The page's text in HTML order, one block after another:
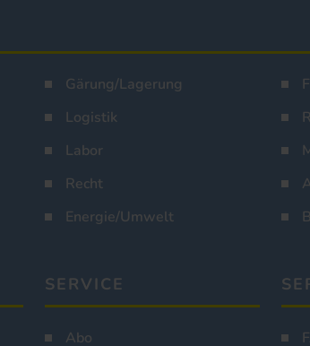
Gärung/Lagerung
Logistik
Labor
Recht
Energie/Umwelt
SERVICE
Abo